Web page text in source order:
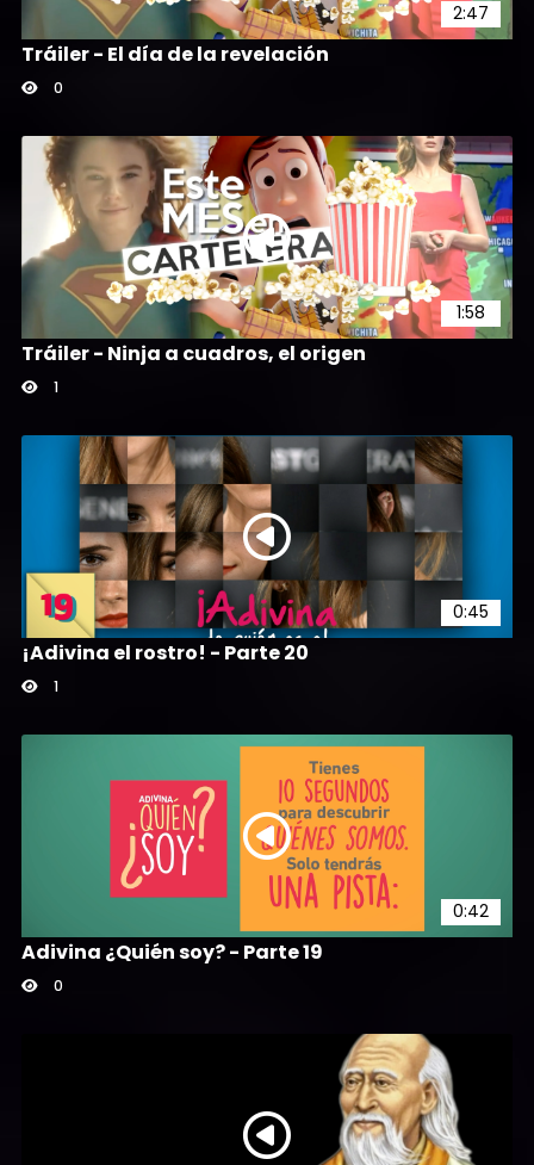
2:47
Tráiler - El día de la revelación
0
1:58
Tráiler - Ninja a cuadros, el origen
1
0:45
¡Adivina el rostro! - Parte 20
1
0:42
Adivina ¿Quién soy? - Parte 19
0